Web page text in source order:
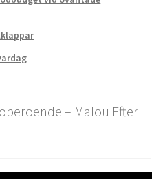
– Malou Efter